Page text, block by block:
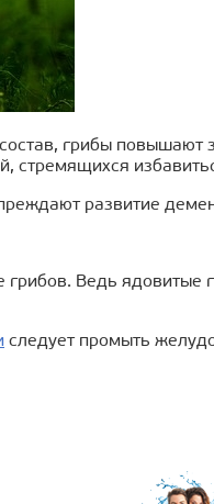
грибы повышают
стремящихся
развитие
грибов. Ведь ядовитые
следует промыть